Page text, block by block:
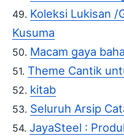
Koleksi Lukisan /
Kusuma
Macam gaya
Theme Cantik
kitab
Seluruh Arsip
JayaSteel :